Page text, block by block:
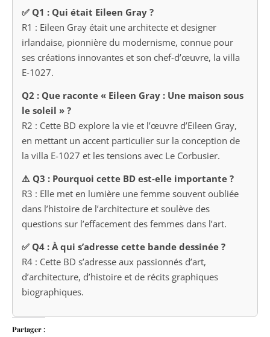
✅ Q1 : Qui était Eileen Gray ?
R1 : Eileen Gray était une architecte et designer
irlandaise, pionnière du modernisme, connue pour
ses créations innovantes et son chef-d’œuvre, la villa
E-1027.
Q2 : Que raconte « Eileen Gray : Une maison sous
le soleil » ?
R2 : Cette BD explore la vie et l’œuvre d’Eileen Gray,
en mettant un accent particulier sur la conception de
la villa E-1027 et les tensions avec Le Corbusier.
⚠️ Q3 : Pourquoi cette BD est-elle importante ?
R3 : Elle met en lumière une femme souvent oubliée
dans l’histoire de l’architecture et soulève des
questions sur l’effacement des femmes dans l’art.
✅ Q4 : À qui s’adresse cette bande dessinée ?
R4 : Cette BD s’adresse aux passionnés d’art,
d’architecture, d’histoire et de récits graphiques
biographiques.
Partager :